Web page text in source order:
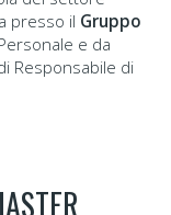
presso il Gruppo
e da
Responsabile di